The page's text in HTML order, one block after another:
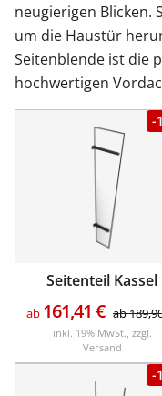
neugierigen Blicken.
um die Haustür
Seitenblende ist die
hochwertigen
-
Seitenteil Kassel
ab 161,41 € ab
inkl. 19% MwSt., zzgl.
Versand
-